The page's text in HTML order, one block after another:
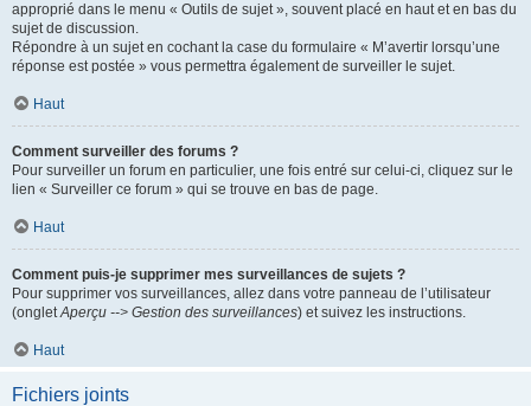
approprié dans le menu « Outils de sujet », souvent placé en haut et en bas du
sujet de discussion.
Répondre à un sujet en cochant la case du formulaire « M’avertir lorsqu’une
réponse est postée » vous permettra également de surveiller le sujet.
Haut
Comment surveiller des forums ?
Pour surveiller un forum en particulier, une fois entré sur celui-ci, cliquez sur le
lien « Surveiller ce forum » qui se trouve en bas de page.
Haut
Comment puis-je supprimer mes surveillances de sujets ?
Pour supprimer vos surveillances, allez dans votre panneau de l’utilisateur
(ongletAperçu --> Gestion des surveillances) et suivez les instructions.
Haut
Fichiers joints